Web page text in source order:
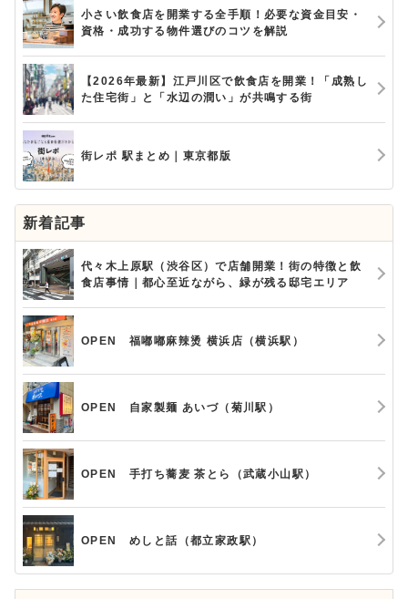
小さい飲食店を開業する全手順！必要な資金目安・
資格・成功する物件選びのコツを解説
【2026年最新】江戸川区で飲食店を開業！「成熟し
た住宅街」と「水辺の潤い」が共鳴する街
街レポ 駅まとめ｜東京都版
新着記事
代々木上原駅（渋谷区）で店舗開業！街の特徴と飲
食店事情｜都心至近ながら、緑が残る邸宅エリア
OPEN 福嘟嘟麻辣烫 横浜店（横浜駅）
OPEN 自家製麺 あいづ（菊川駅）
OPEN 手打ち蕎麦 茶とら（武蔵小山駅）
OPEN めしと話（都立家政駅）